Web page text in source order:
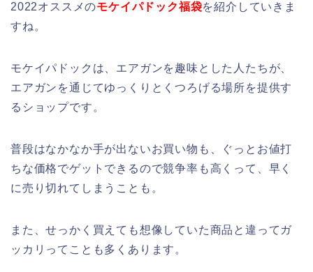
2022オススメのモケイパドック福袋を紹介していきま
すね。
モケイパドックは、エアガンを趣味とした人たちが、
エアガンを通じてゆっくりとくつろげる場所を提供す
るショップです。
普段はなかなか手が出ないお買い物も、ぐっとお値打
ちな価格でゲットできるので競争率も高くって、早く
に売り切れてしまうことも。
また、せっかく買えても想像していた商品と違ってガ
ッカリってことも多くあります。